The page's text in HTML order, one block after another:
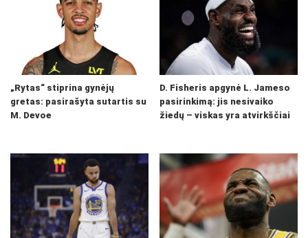
„Rytas“ stiprina gynėjų
gretas: pasirašyta sutartis su
M. Devoe
D. Fisheris apgynė L. Jameso
pasirinkimą: jis nesivaiko
žiedų – viskas yra atvirkščiai